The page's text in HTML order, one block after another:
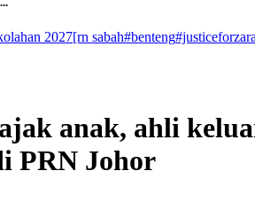
2027[rn sabah#benteng#justiceforzara
anak, ahli
PRN Johor